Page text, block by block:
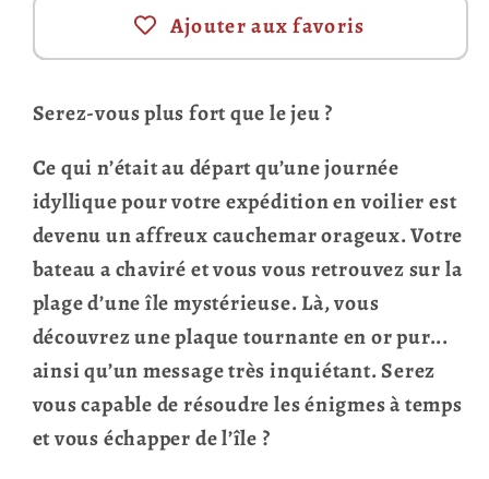
Ajouter aux favoris
Serez-vous plus fort que le jeu ?
Ce qui n’était au départ qu’une journée
idyllique pour votre expédition en voilier est
devenu un affreux cauchemar orageux. Votre
bateau a chaviré et vous vous retrouvez sur la
plage d’une île mystérieuse. Là, vous
découvrez une plaque tournante en or pur...
ainsi qu’un message très inquiétant. Serez
vous capable de résoudre les énigmes à temps
et vous échapper de l’île ?